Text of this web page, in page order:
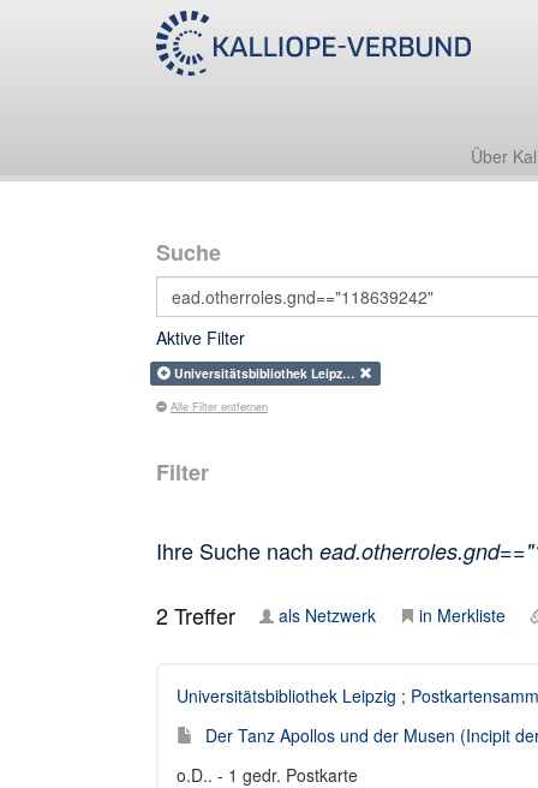
Über
Suche
Aktive Filter
Universitätsbibliothek Leipz…
Alle Filter entfernen
Filter
Ihre Suche nach
2Treffer als Netzwerk in Merkliste
Universitätsbibliothek Leipzig ;
Der Tanz Apollos und der Musen (Incipit
o.D.. - 1 gedr. Postkarte